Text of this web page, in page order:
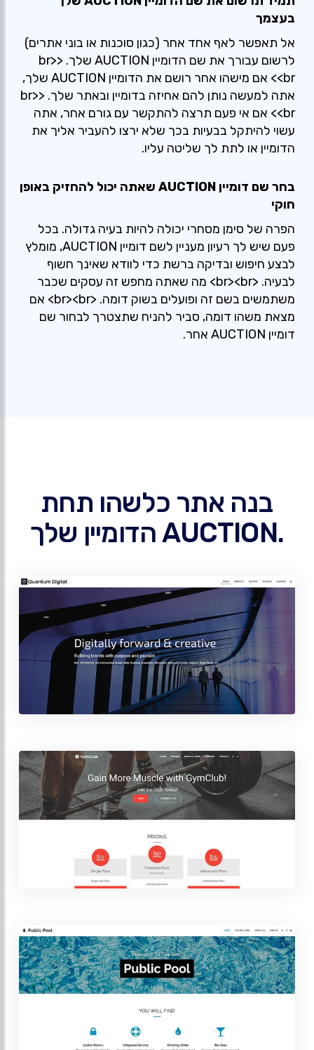
בעצמך
אל תאפשר לאף אחד אחר (כגון סוכנות או בוני אתרים)
לרשום עבורך את שם הדומיין AUCTION שלך. <br>
<br> אם מישהו אחר רושם את הדומיין AUCTION שלך,
אתה למעשה נותן להם אחיזה בדומיין ובאתר שלך. <br>
<br> אם אי פעם תרצה להתקשר עם גורם אחר, אתה
עשוי להיתקל בבעיות בכך שלא ירצו להעביר אליך את
הדומיין או לתת לך שליטה עליו.
בחר שם דומיין AUCTION שאתה יכול להחזיק באופן
חוקי
הפרה של סימן מסחרי יכולה להיות בעיה גדולה. בכל
פעם שיש לך רעיון מעניין לשם דומיין AUCTION, מומלץ
לבצע חיפוש ובדיקה ברשת כדי לוודא שאינך חשוף
לבעיה. <br><br> מה שאתה מחפש זה עסקים שכבר
משתמשים בשם זה ופועלים בשוק דומה. <br><br> אם
מצאת משהו דומה, סביר להניח שתצטרך לבחור שם
דומיין AUCTION אחר.
בנה אתר כלשהו תחת
.AUCTION הדומיין שלך